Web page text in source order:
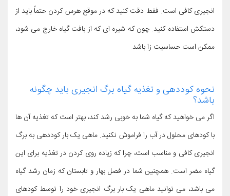
انجیری کافی است. فقط دقت کنید که در موقع هرس کردن حتماً باید از
دستکش استفاده کنید. چون که شیره ای که از بافت گیاه خارج می شود،
ممکن است حساسیت زا باشد.
نحوه کوددهی و تغذیه گیاه برگ انجیری باید چگونه
باشد؟
اگر می خواهید که گیاه شما به خوبی رشد کند، بهتر است که تغذیه آن ها
با کودهای محلول در آب را فراموش نکنید. ماهی یک بار کوددهی به برگ
انجیری کافی و مناسب است، چرا که زیاده روی کردن در تغذیه برای این
گیاه مضر است. همچنین شما در فصل بهار و تابستان که زمان رشد گیاه
می باشد، می توانید ماهی یک بار برگ انجیری خود را توسط کودهای